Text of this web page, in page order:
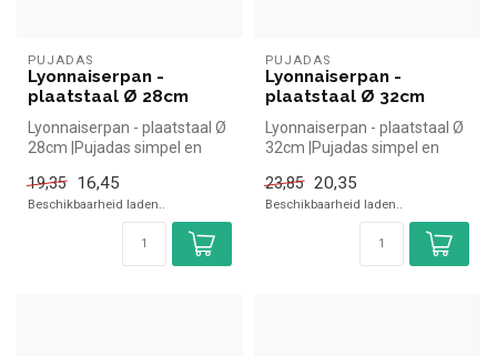
PUJADAS
Lyonnaiserpan -
plaatstaal Ø 28cm
Lyonnaiserpan - plaatstaal Ø
28cm |Pujadas simpel en
19,35
16,45
Beschikbaarheid laden..
PUJADAS
Lyonnaiserpan -
plaatstaal Ø 32cm
Lyonnaiserpan - plaatstaal Ø
32cm |Pujadas simpel en
23,85 20,35
Beschikbaarheid laden..